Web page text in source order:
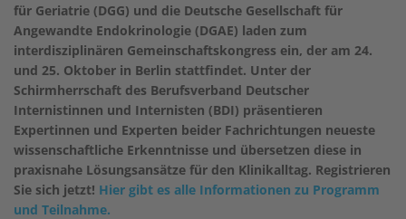
für Geriatrie (DGG) und die Deutsche Gesellschaft für
Angewandte Endokrinologie (DGAE) laden zum
interdisziplinären Gemeinschaftskongress ein, der am 24.
und 25. Oktober in Berlin stattfindet. Unter der
Schirmherrschaft des Berufsverband Deutscher
Internistinnen und Internisten (BDI) präsentieren
Expertinnen und Experten beider Fachrichtungen neueste
wissenschaftliche Erkenntnisse und übersetzen diese in
praxisnahe Lösungsansätze für den Klinikalltag. Registrieren
Sie sich jetzt! Hier gibt es alle Informationen zu Programm
und Teilnahme.